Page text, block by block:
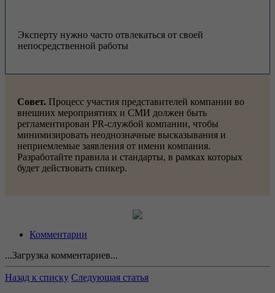
Эксперту нужно часто отвлекаться от своей
непосредственной работы
Совет. Процесс участия представителей компании во
внешних мероприятиях и СМИ должен быть
регламентирован PR-службой компании, чтобы
минимизировать неоднозначные высказывания и
неприемлемые заявления от имени компания.
Разработайте правила и стандарты, в рамках которых
будет действовать спикер.
Комментарии
...Загрузка комментариев...
Назад к списку Следующая статья